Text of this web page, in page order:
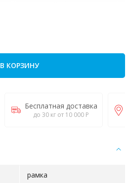
В КОРЗИНУ
Бесплатная доставка
до 30 кг от 10 000 Р
рамка